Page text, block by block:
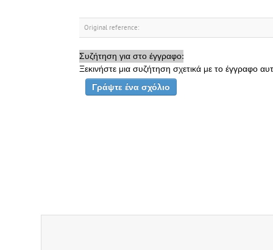
Original reference:
Συζήτηση για στο έγγραφο:
Ξεκινήστε μια συζήτηση σχετικά με το έγγραφο